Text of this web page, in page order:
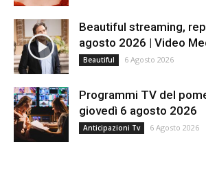
Beautiful streaming,
agosto 2026 | Video
Beautiful 6 Agosto 2026
Programmi TV del
giovedì 6 agosto 2026
Anticipazioni Tv 6 Agosto 2026